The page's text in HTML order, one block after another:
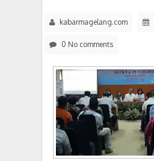
kabarmagelang.com
0 No comments